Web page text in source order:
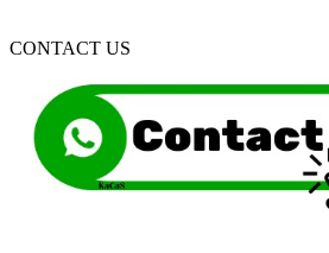
CONTACT US